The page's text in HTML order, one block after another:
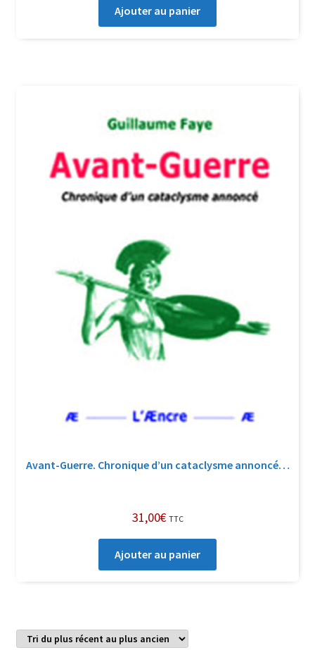
Ajouter au panier
Avant-Guerre. Chronique d’un cataclysme annoncé…
31,00€ TTC
Ajouter au panier